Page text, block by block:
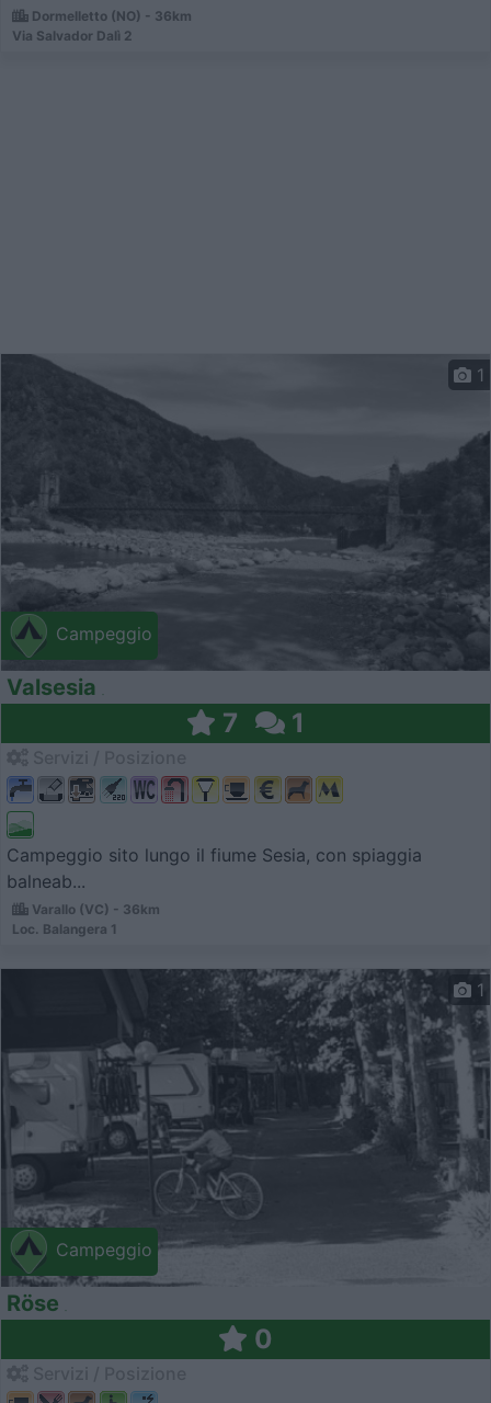
Dormelletto (NO) - 36km
Via Salvador Dalì 2
Campeggio
1
Valsesia
7 1
Campeggio sito lungo il fiume Sesia, con spiaggia
balneab...
Varallo (VC) - 36km
Loc. Balangera 1
Campeggio
1
Röse
0